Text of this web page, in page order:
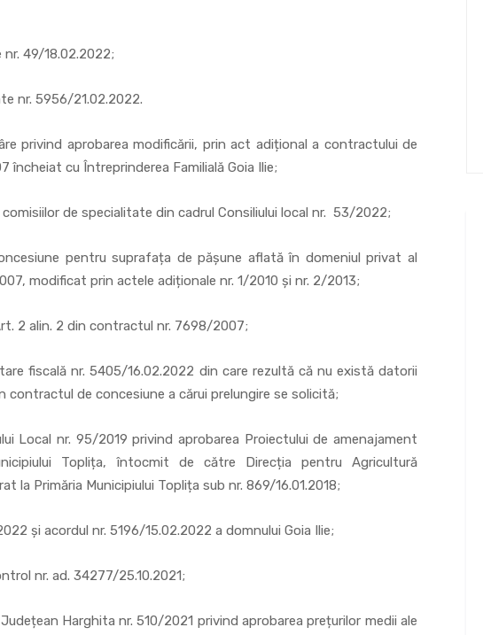
49/18.02.2022;
5956/21.02.2022.
aprobarea modificării, prin act adițional a contractului de
încheiat cu Întreprinderea Familială Goia Ilie;
de specialitate din cadrul Consiliului local nr. 53/2022;
pentru suprafața de pășune aflată în domeniul privat al
modificat prin actele adiționale nr. 1/2010 și nr. 2/2013;
alin. 2 din contractul nr. 7698/2007;
nr. 5405/16.02.2022 din care rezultă că nu există datorii
contractul de concesiune a cărui prelungire se solicită;
nr. 95/2019 privind aprobarea Proiectului de amenajament
Toplița, întocmit de către Direcția pentru Agricultură
la Primăria Municipiului Toplița sub nr. 869/16.01.2018;
și acordul nr. 5196/15.02.2022 a domnului Goia Ilie;
nr. ad. 34277/25.10.2021;
Harghita nr. 510/2021 privind aprobarea prețurilor medii ale